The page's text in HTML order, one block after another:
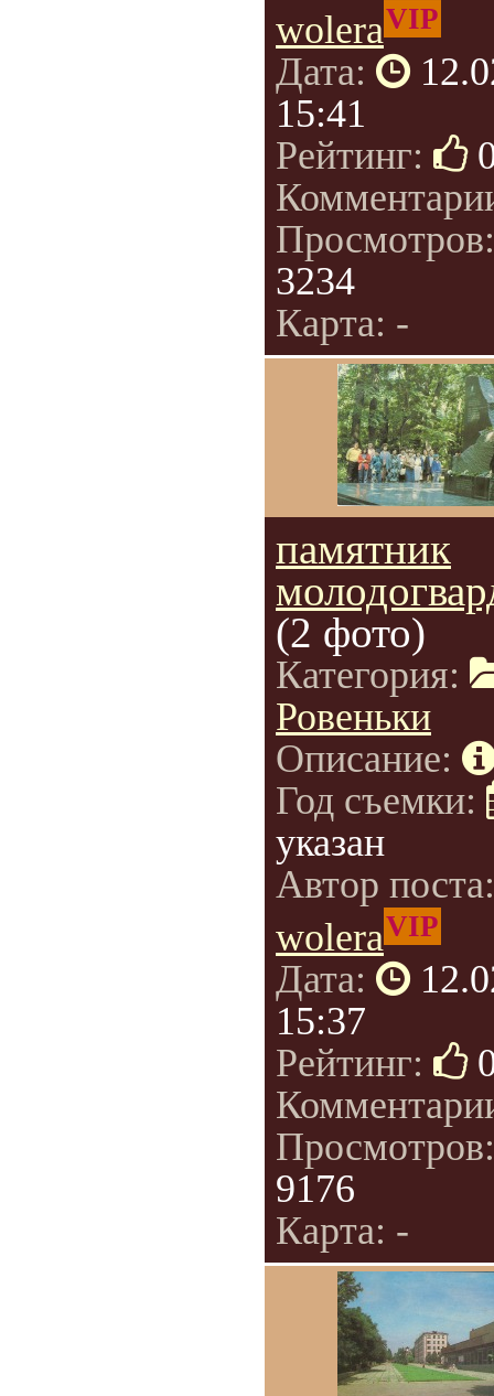
woleraVIP
Дата:
15:41
Рейтинг:
3234
Карта: -
памятник
(2 фото)
Категория:
Ровеньки
Описание:
Год съемки:
указан
Автор
woleraVIP
Дата:
15:37
Рейтинг:
9176
Карта: -